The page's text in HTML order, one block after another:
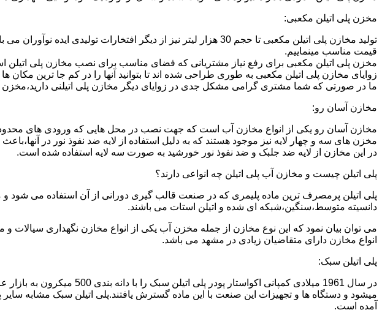
مخزن پلی اتیلن مکعبی:
تولید مخازن پلی اتیلن مکعبی تا حجم 30 هزار لیتر نیز از دیگر
قیمت مناسب مینماییم.
مخزن پلی اتیلن مکعبی برای رفع نیاز مشتریانی که فضای مناسب برای نصب مخازن پلی اتیلن
زوایای مخازن پلی اتیلن مکعبی به طوری طراحی شده اند تا بتوانید آنها را در کم جا ترین مکان
ما در صورتی که شما مشتری گرامی مشکل جدی در زوایای دیگر مخازن پلی اتیلنی دارید،مخزن
مخازن آسان رو:
مخازن آسان رو یکی از انواع مخازن آب است که جهت نصب در محل هایی که ورودی های
مخزن های سه و چهار لایه نیز موجود هستند که به دلیل استفاده از لایه ضد نفوذ نور در
در این مخازن از لایه ضد جلبک و ضد نفوذ نور خورشید به صورت سه لایه استفاده شده است.
پلی اتیلن چیست و مخازن آب پلی اتیلن چه انواعی دارند؟
دانسیته متوسط،سنگین،شبکه ای شده و اتیلن استات می باشند.
می توان بیان نمود که این نوع مخازن از جمله مخزن آب یکی از انواع مخازن نگهداری
انواع مخازن دارای متقاضیان زیادی در مشهد می باشد.
پلی اتیلن سبک:
در سال 1961 میلادی کمپانی
میشود و دستگاه ها و تجهیزات این صنعت با این ماده گسترش یافتند.پلی اتیلن سبک مشابه
آمده است.